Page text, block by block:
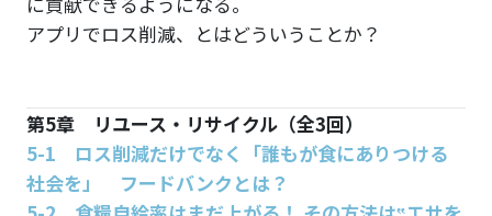
アプリでロス削減、とはどういうことか？
第5章 リユース・リサイクル（全3回）
5-1 ロス削減だけでなく「誰もが食にありつける
社会を」 フードバンクとは？